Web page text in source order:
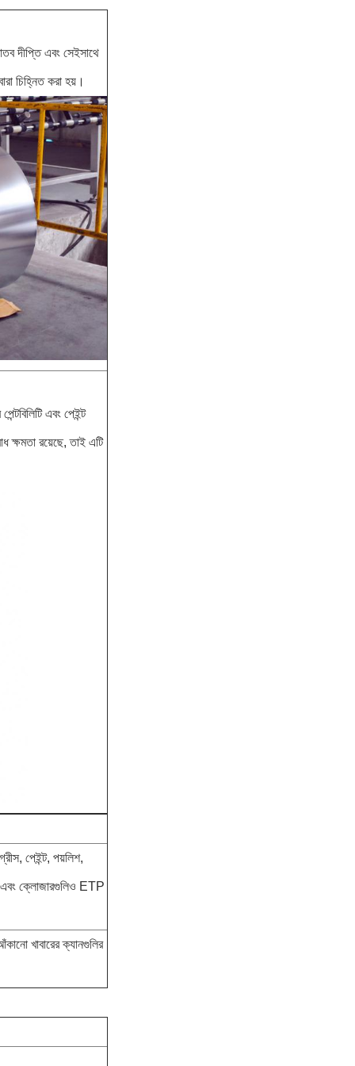
দীপ্তি এবং সেইসাথে
চিহ্নিত করা হয়।
এবং পেইন্ট
রয়েছে, তাই এটি
পেইন্ট, পয়লিশ,
এবং ক্লোজারগুলিও ETP
খাবারের ক্যানগুলির